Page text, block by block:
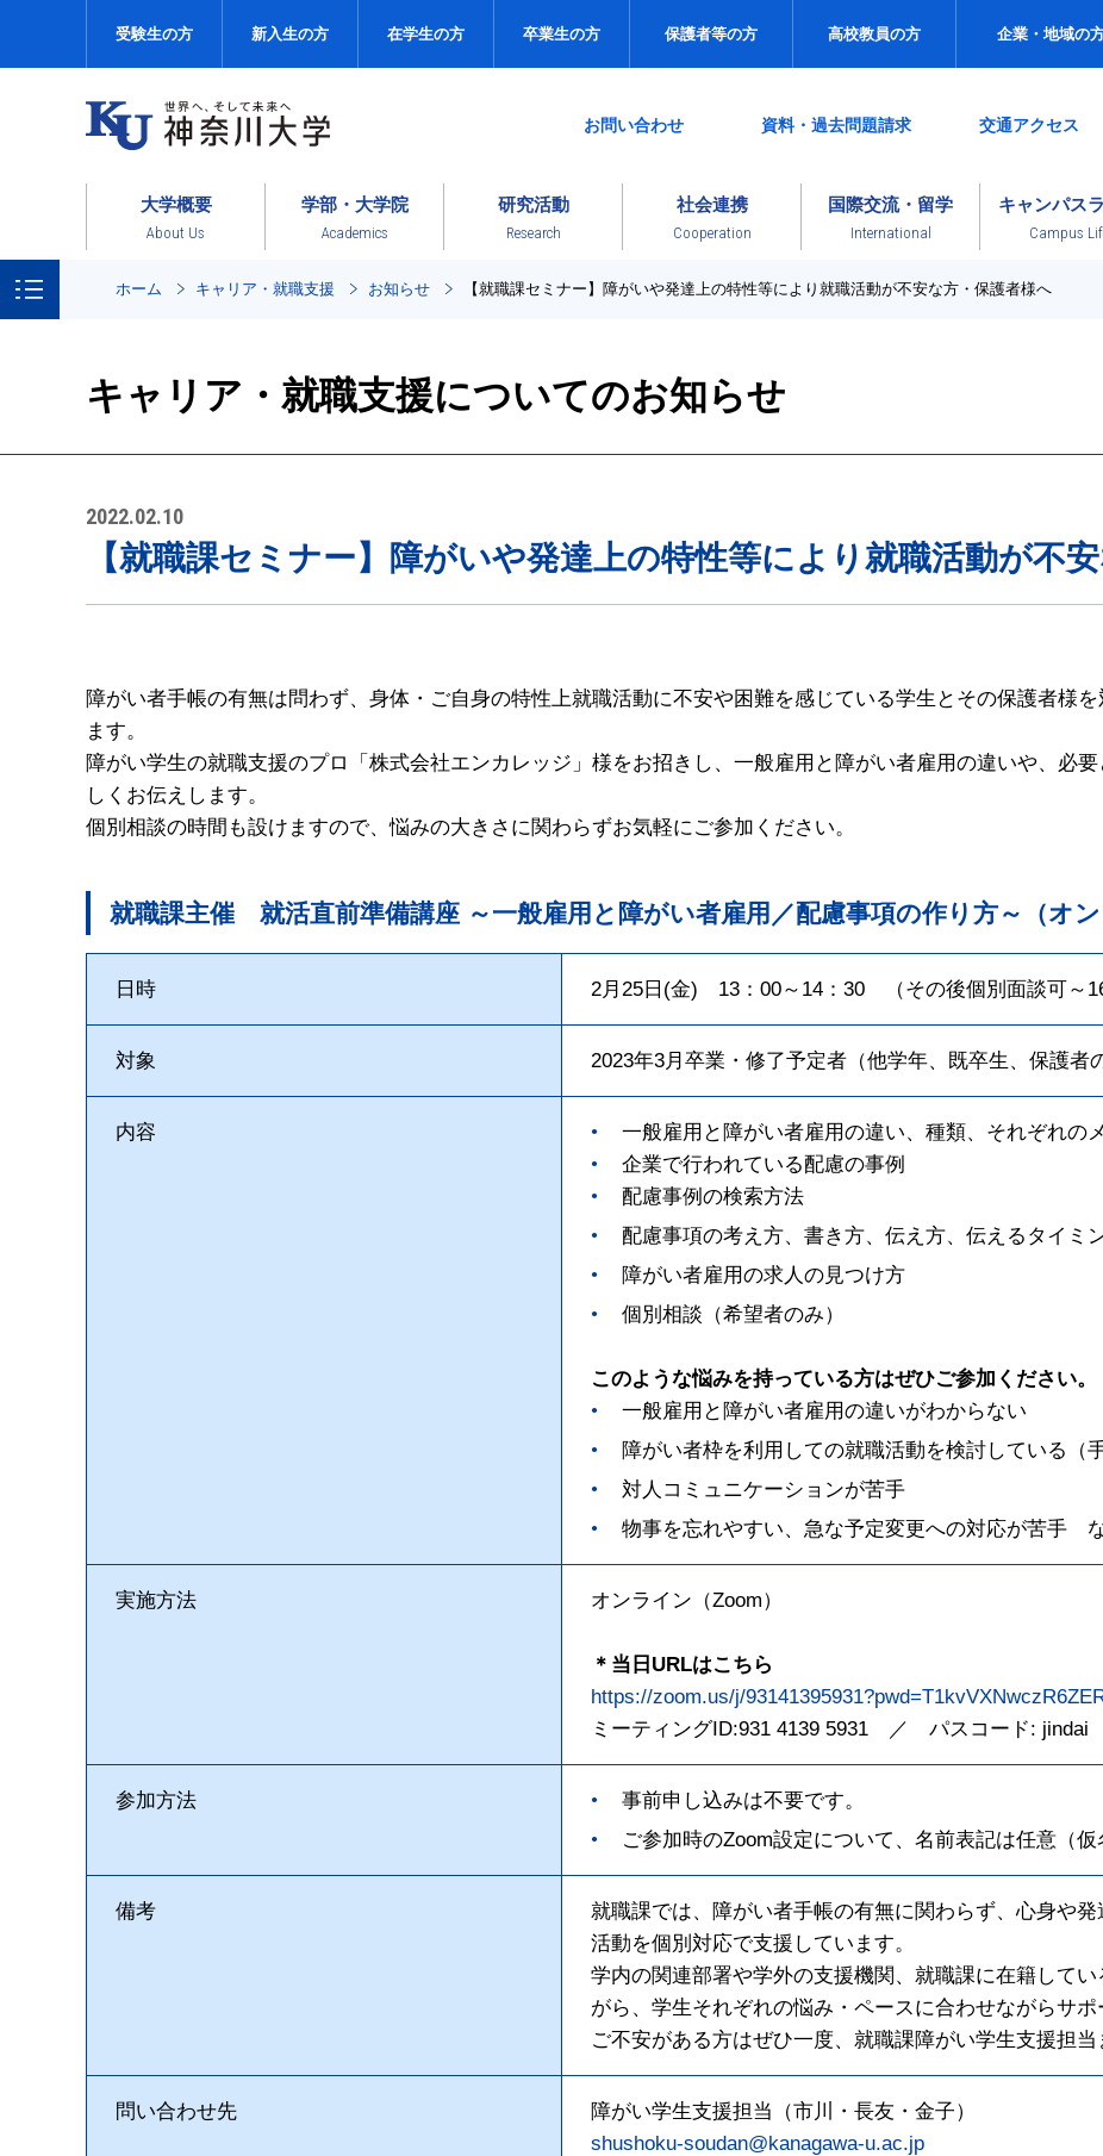
受験生の方 新入生の方 在学生の方 卒業生の方 保護者等の方 高校教員の方 企業・地域の
お問い合わせ 資料・過去問題請求 交通アクセス
大学概要
About Us
学部・大学院
Academics
研究活動
Research
社会連携
Cooperation
国際交流・留学
International
キャンパス
Campus
ホーム キャリア・就職支援 お知らせ 【就職課セミナー】障がいや発達上の特性等により就職活動が不安な方・保護者様へ
キャリア・就職支援についてのお知らせ
2022.02.10
【就職課セミナー】障がいや発達上の特性等により就職活動が不
障がい者手帳の有無は問わず、身体・ご自身の特性上就職活動に不安や困難を感じている学生とその保護者様
ます。
障がい学生の就職支援のプロ「株式会社エンカレッジ」様をお招きし、一般雇用と障がい者雇用の違いや、必
しくお伝えします。
個別相談の時間も設けますので、悩みの大きさに関わらずお気軽にご参加ください。
就職課主催 就活直前準備講座 ～一般雇用と障がい者雇用／配慮事項の作り方～（オン
日時 2月25日(金) 13：00～14：30 （その後個別面談可～16
対象 2023年3月卒業・修了予定者（他学年、既卒生、保護者
内容
一般雇用と障がい者雇用の違い、種類、それぞれの
企業で行われている配慮の事例
配慮事例の検索方法
配慮事項の考え方、書き方、伝え方、伝えるタイミ
障がい者雇用の求人の見つけ方
個別相談（希望者のみ）
このような悩みを持っている方はぜひご参加ください。
一般雇用と障がい者雇用の違いがわからない
障がい者枠を利用しての就職活動を検討している（
対人コミュニケーションが苦手
物事を忘れやすい、急な予定変更への対応が苦手
実施方法 オンライン（Zoom）
＊当日URLはこちら
https://zoom.us/j/
ミーティングID:931 4139 5931 ／ パスコード: jindai
参加方法
事前申し込みは不要です。
ご参加時のZoom設定について、名前表記は任意（
備考
就職課では、障がい者手帳の有無に関わらず、心身や
活動を個別対応で支援しています。
学内の関連部署や学外の支援機関、就職課に在籍して
がら、学生それぞれの悩み・ペースに合わせながらサポ
ご不安がある方はぜひ一度、就職課障がい学生支援担当
問い合わせ先
障がい学生支援担当（市川・長友・金子）
shushoku-soudan@kanagawa-u.ac.jp